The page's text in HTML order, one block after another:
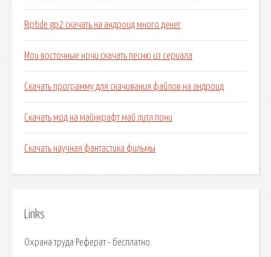
Riptide gp2 скачать на андроид много денег
Мои восточные ночи скачать песню из сериала
Скачать программу для скачивания файлов на андроид
Скачать мод на майнкрафт май литл пони
Скачать научная фантастика фильмы
Links
Охрана труда Реферат - бесплатно.